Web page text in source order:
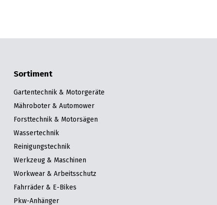
Sortiment
Gartentechnik & Motorgeräte
Mähroboter & Automower
Forsttechnik & Motorsägen
Wassertechnik
Reinigungstechnik
Werkzeug & Maschinen
Workwear & Arbeitsschutz
Fahrräder & E-Bikes
Pkw-Anhänger